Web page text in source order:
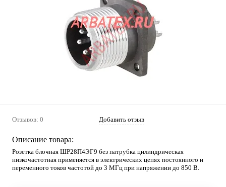
Отзывов: 0 Добавить отзыв
Описание товара:
Розетка блочная ШР28П4ЭГ9 без патрубка цилиндрическая
низкочастотная применяется в электрических цепях постоянного и
переменного токов частотой до 3 МГц при напряжении до 850 В.